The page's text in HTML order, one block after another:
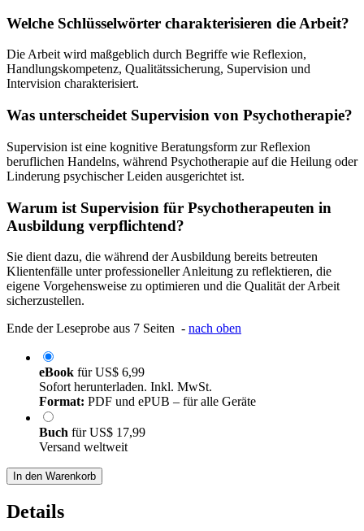
Welche Schlüsselwörter charakterisieren die Arbeit?
Die Arbeit wird maßgeblich durch Begriffe wie Reflexion,
Handlungskompetenz, Qualitätssicherung, Supervision und
Intervision charakterisiert.
Was unterscheidet Supervision von Psychotherapie?
Supervision ist eine kognitive Beratungsform zur Reflexion
beruflichen Handelns, während Psychotherapie auf die Heilung oder
Linderung psychischer Leiden ausgerichtet ist.
Warum ist Supervision für Psychotherapeuten in
Ausbildung verpflichtend?
Sie dient dazu, die während der Ausbildung bereits betreuten
Klientenfälle unter professioneller Anleitung zu reflektieren, die
eigene Vorgehensweise zu optimieren und die Qualität der Arbeit
sicherzustellen.
Ende der Leseprobe aus 7 Seiten - nach oben
eBook fürUS$ 6,99
Sofort herunterladen. Inkl. MwSt.
Format: PDF und ePUB – für alle Geräte
Buch fürUS$ 17,99
Versand weltweit
In den Warenkorb
Details